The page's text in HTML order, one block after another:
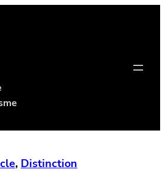
, Distinction